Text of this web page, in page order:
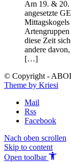
Am 19. & 20.
angesetzte
diese Zeit
andere
[…]
© Copyright -
Theme by Kriesi
Mail
Rss
Facebook
Nach oben scrollen
Skip to content
Open toolbar